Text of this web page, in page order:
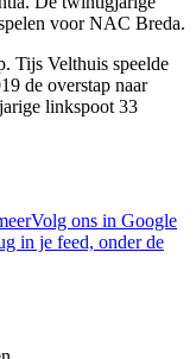
voor NAC Breda.
Tijs Velthuis speelde
de overstap naar
linkspoot 33
Volg ons in Google
in je feed, onder de